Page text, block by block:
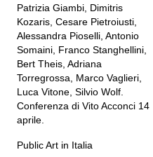
Patrizia Giambi, Dimitris
Kozaris, Cesare Pietroiusti,
Alessandra Pioselli, Antonio
Somaini, Franco Stanghellini,
Bert Theis, Adriana
Torregrossa, Marco Vaglieri,
Luca Vitone, Silvio Wolf.
Conferenza di Vito Acconci 14
aprile.
Public Art in Italia